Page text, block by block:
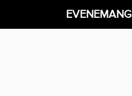
EVENEMANG